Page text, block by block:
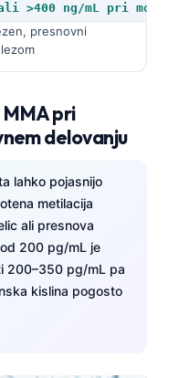
>400 ng/mL pri moških
presnovni
MMA pri
delovanju
lahko pojasnijo
metilacija
ali presnova
200 pg/mL je
200–350 pg/mL pa
kislina pogosto